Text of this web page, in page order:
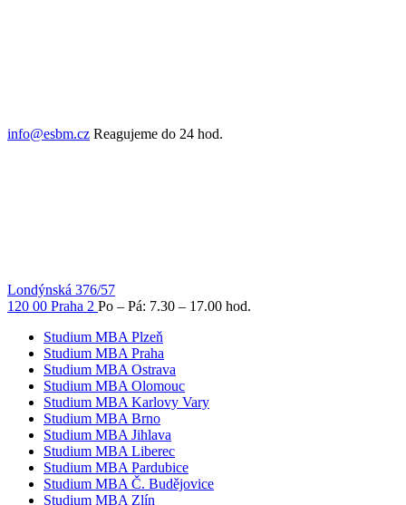
info@esbm.cz Reagujeme do 24 hod.
Londýnská 376/57
120 00 Praha 2 Po – Pá: 7.30 – 17.00 hod.
Studium MBA Plzeň
Studium MBA Praha
Studium MBA Ostrava
Studium MBA Olomouc
Studium MBA Karlovy Vary
Studium MBA Brno
Studium MBA Jihlava
Studium MBA Liberec
Studium MBA Pardubice
Studium MBA Č. Budějovice
Studium MBA Zlín